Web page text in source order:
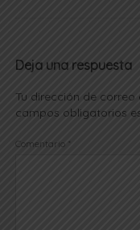
Deja una respuesta
Tu dirección de
campos obligatorios
Comentario *